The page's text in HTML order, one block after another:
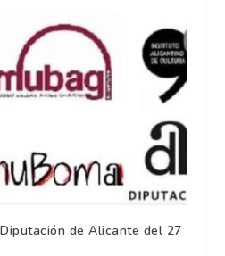
de Alicante del 27